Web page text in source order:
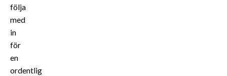
följa
med
in
för
en
ordentlig